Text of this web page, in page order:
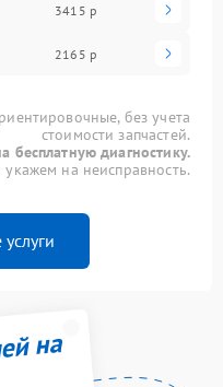
3415 р
2165 р
без учета
стоимости запчастей.
бесплатную диагностику.
на неисправность.
на